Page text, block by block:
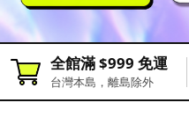
全館滿 $999 免運
台灣本島，離島除外